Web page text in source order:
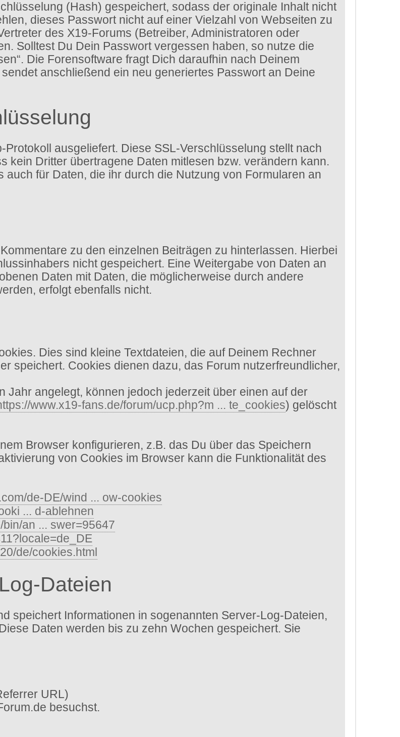
(Hash) gespeichert, sodass der originale Inhalt nicht
dieses Passwort nicht auf einer Vielzahl von Webseiten zu
des X19-Forums (Betreiber, Administratoren oder
Solltest Du Dein Passwort vergessen haben, so nutze die
Die Forensoftware fragt Dich daraufhin nach Deinem
anschließend ein neu generiertes Passwort an Deine
ausgeliefert. Diese SSL-Verschlüsselung stellt nach
kein Dritter übertragene Daten mitlesen bzw. verändern kann.
auch für Daten, die ihr durch die Nutzung von Formularen an
zu den einzelnen Beiträgen zu hinterlassen. Hierbei
nicht gespeichert. Eine Weitergabe von Daten an
Daten mit Daten, die möglicherweise durch andere
erfolgt ebenfalls nicht.
Dies sind kleine Textdateien, die auf Deinem Rechner
speichert. Cookies dienen dazu, das Forum nutzerfreundlicher,
Jahr angelegt, können jedoch jederzeit über einen auf der
www.x19-fans.de/forum/ucp.php?m ... te_cookies) gelöscht
Browser konfigurieren, z.B. das Du über das Speichern
von Cookies im Browser kann die Funktionalität des
de-DE/wind ... ow-cookies
... d-ablehnen
an ... swer=95647
de/cookies.html
Dateien
speichert Informationen in sogenannten Server-Log-Dateien,
Daten werden bis zu zehn Wochen gespeichert. Sie
URL)
besuchst.